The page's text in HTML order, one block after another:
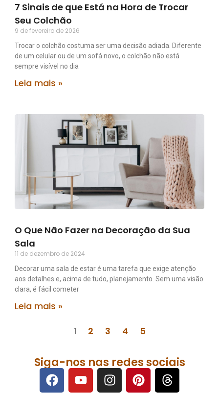
7 Sinais de que Está na Hora de Trocar
Seu Colchão
9 de fevereiro de 2026
Trocar o colchão costuma ser uma decisão adiada. Diferente
de um celular ou de um sofá novo, o colchão não está
sempre visível no dia
Leia mais »
O Que Não Fazer na Decoração da Sua
Sala
11 de dezembro de 2024
Decorar uma sala de estar é uma tarefa que exige atenção
aos detalhes e, acima de tudo, planejamento. Sem uma visão
clara, é fácil cometer
Leia mais »
1 2 3 4 5
Siga-nos nas redes sociais